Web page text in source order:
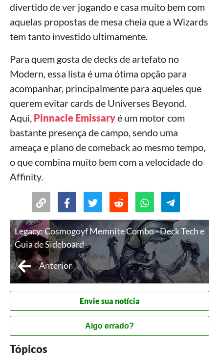
divertido de ver jogando e casa muito bem com
aquelas propostas de mesa cheia que a Wizards
tem tanto investido ultimamente.
Para quem gosta de decks de artefato no
Modern, essa lista é uma ótima opção para
acompanhar, principalmente para aqueles que
querem evitar cards de Universes Beyond.
Aqui, Pinnacle Emissaryé um motor com
bastante presença de campo, sendo uma
ameaça e plano de comeback ao mesmo tempo,
o que combina muito bem com a velocidade do
Affinity.
Legacy: Cosmogoyf Memnite Combo - Deck Tech e
Guia de Sideboard
Anterior
Envie sua notícia
Algo errado?
Tópicos